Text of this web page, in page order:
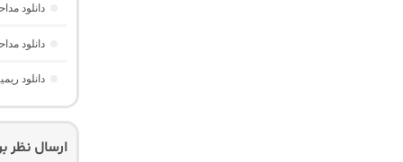
دانلود
دانلود
دانلود
ارسال نظر